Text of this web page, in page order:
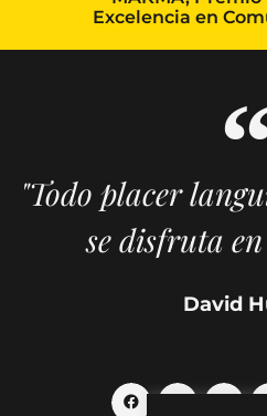
Excelencia en
"Todo placer
se disfruta
David